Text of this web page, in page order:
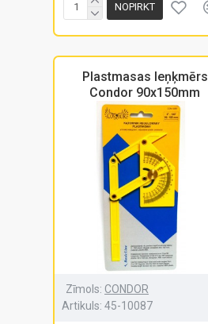
NOPIRKT
Plastmasas leņķmērs
Condor 90x150mm
Zīmols: CONDOR
Artikuls: 45-10087